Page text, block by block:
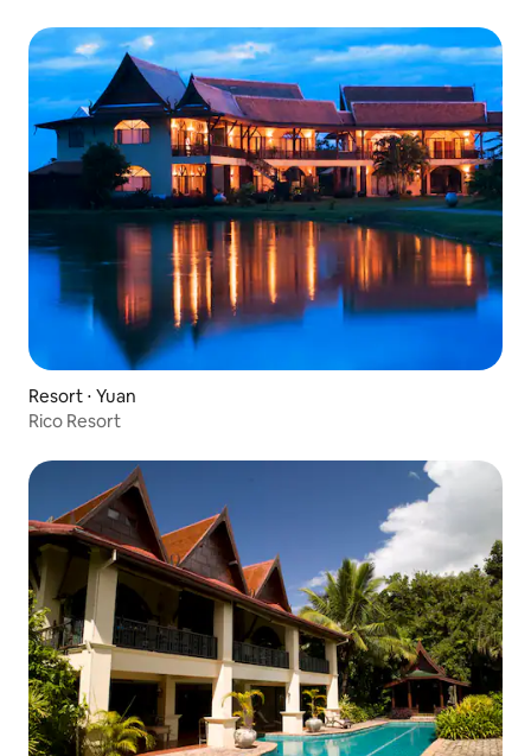
Resort ⋅ Yuan
Rico Resort